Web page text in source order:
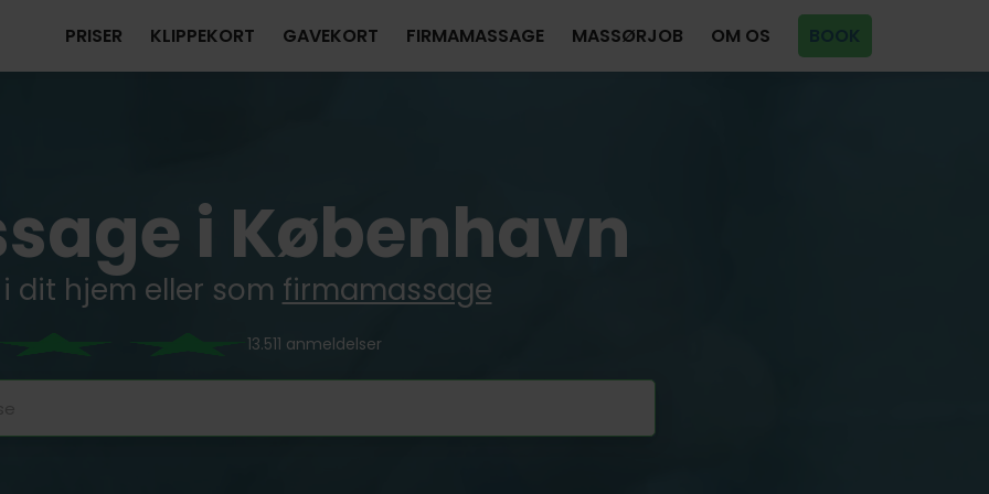
PRISER KLIPPEKORT GAVEKORT FIRMAMASSAGE MASSØRJOB OM OS BOOK
i København
i dit hjem eller som firmamassage
13.511 anmeldelser